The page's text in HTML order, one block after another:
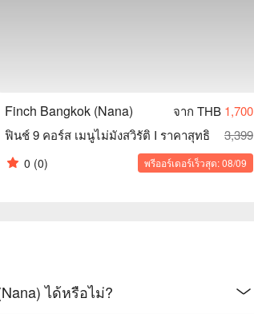
Finch Bangkok (Nana) จาก THB 1,700
ฟินช์ 9 คอร์ส เมนูไม่มังสวิรัติ I ราคาสุทธิ
3,399
0 (0) พรีออร์เดอร์เร็วสุด: 08/09
ได้หรือไม่?